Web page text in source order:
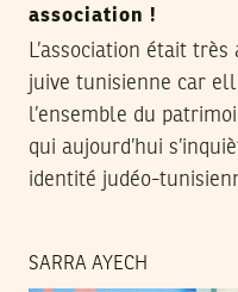
association !
L’association était
juive tunisienne car
l’ensemble du
qui aujourd’hui
identité judéo-
SARRA AYECH